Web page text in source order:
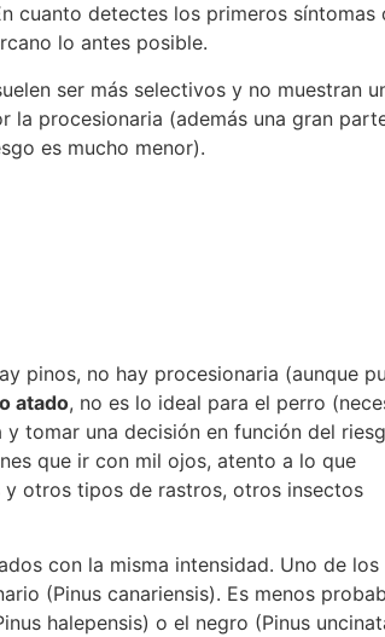
cuanto detectes los primeros síntomas
lo antes posible.
ser más selectivos y no muestran
la procesionaria (además una gran
es mucho menor).
pinos, no hay procesionaria (aunque
atado, no es lo ideal para el perro
tomar una decisión en función del
que ir con mil ojos, atento a lo que
y otros tipos de rastros, otros insectos
con la misma intensidad. Uno de los
(Pinus canariensis). Es menos
halepensis) o el negro (Pinus